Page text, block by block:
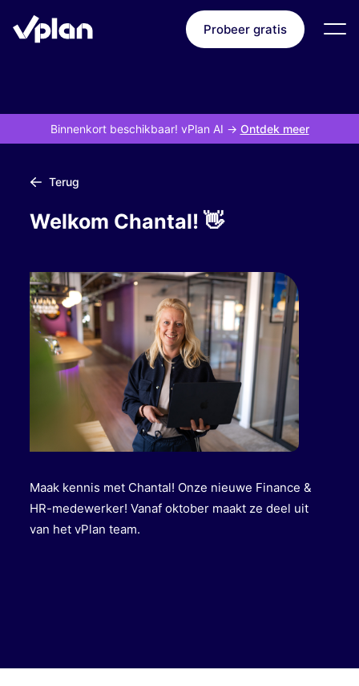
Probeer gratis
Binnenkort beschikbaar! vPlan AI -> Ontdek meer
Terug
Welkom Chantal! 👋
Maak kennis met Chantal! Onze nieuwe Finance &
HR-medewerker! Vanaf oktober maakt ze deel uit
van het vPlan team.